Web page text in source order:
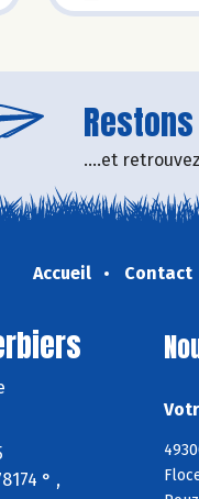
....et
Accueil Contact
° ,